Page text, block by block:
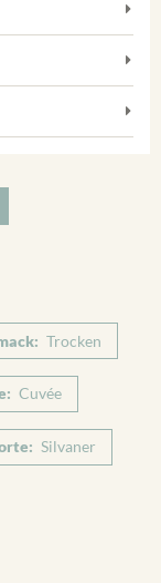
Trocken
Cuvée
Silvaner